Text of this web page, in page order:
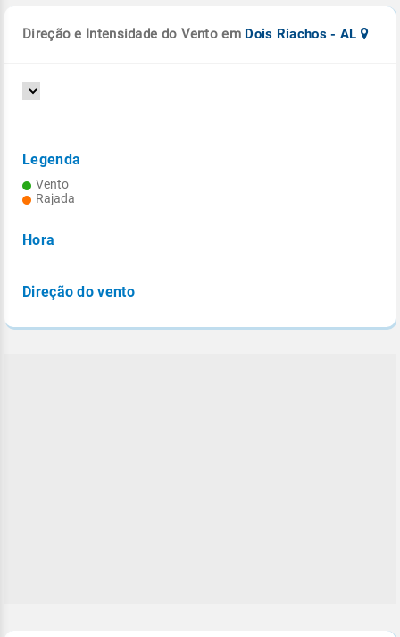
Direção e Intensidade do Vento em Dois Riachos - AL
Legenda
Vento
Rajada
Hora
Direção do vento